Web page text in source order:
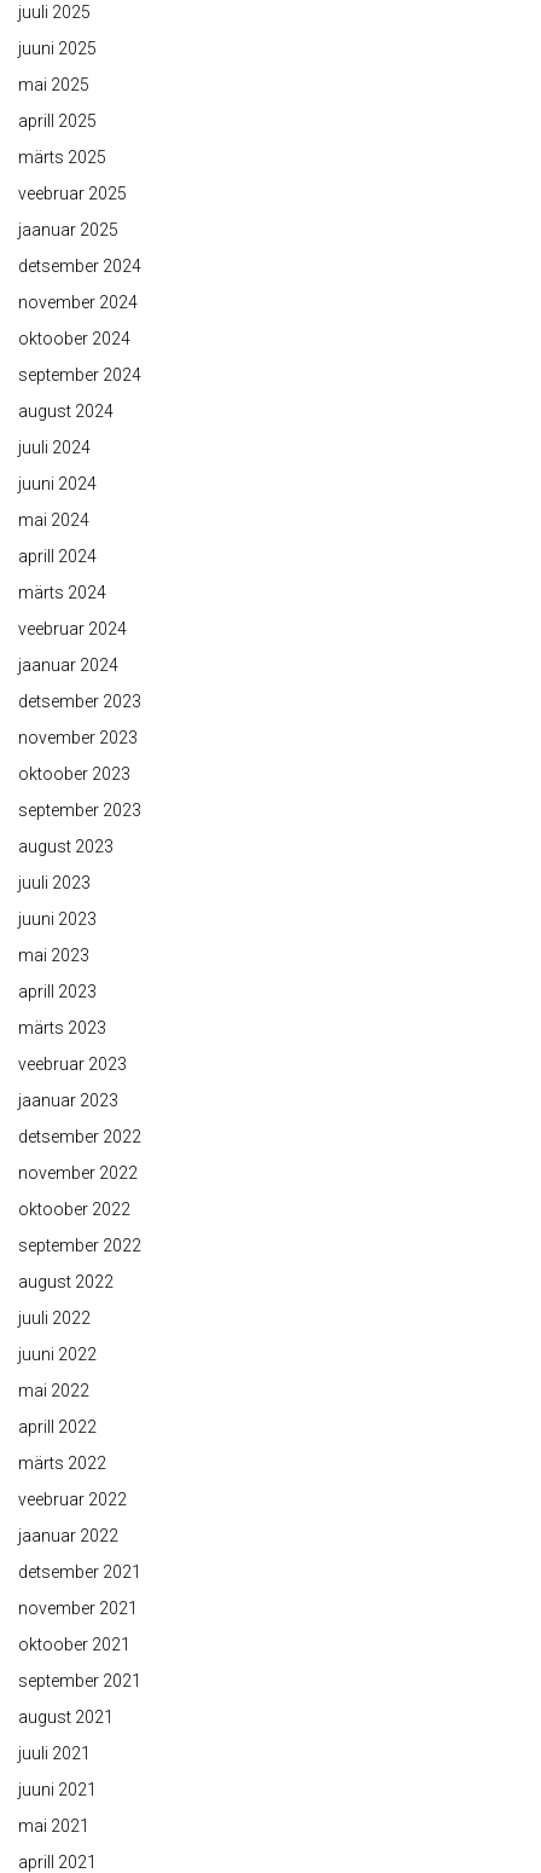
juuli 2025
juuni 2025
mai 2025
aprill 2025
märts 2025
veebruar 2025
jaanuar 2025
detsember 2024
november 2024
oktoober 2024
september 2024
august 2024
juuli 2024
juuni 2024
mai 2024
aprill 2024
märts 2024
veebruar 2024
jaanuar 2024
detsember 2023
november 2023
oktoober 2023
september 2023
august 2023
juuli 2023
juuni 2023
mai 2023
aprill 2023
märts 2023
veebruar 2023
jaanuar 2023
detsember 2022
november 2022
oktoober 2022
september 2022
august 2022
juuli 2022
juuni 2022
mai 2022
aprill 2022
märts 2022
veebruar 2022
jaanuar 2022
detsember 2021
november 2021
oktoober 2021
september 2021
august 2021
juuli 2021
juuni 2021
mai 2021
aprill 2021